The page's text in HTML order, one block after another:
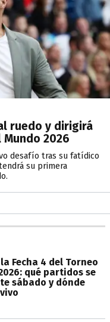
ruedo y dirigirá
2026
desafío tras su fatídico
su primera
Fecha 4 del Torneo
qué partidos se
sábado y dónde